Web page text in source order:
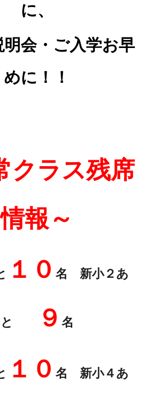
に、
明会・ご入学お早
めに！！
クラス残席
情報～
１０ 名 新小２あ
と ９ 名
１０ 名 新小４あ